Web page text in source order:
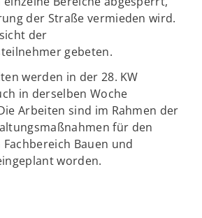
der Straße vermieden wird.
der
gebeten.
werden in der 28. KW
in derselben Woche
Arbeiten sind im Rahmen der
für den
Bauen und
worden.